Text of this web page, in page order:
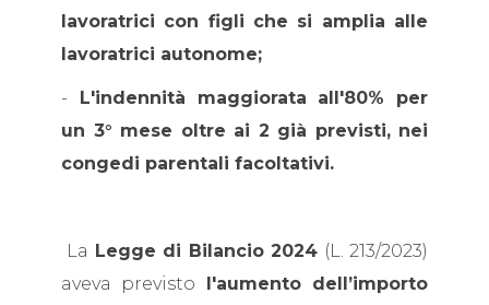
lavoratrici con figli che si amplia alle
lavoratrici autonome;
- L'indennità maggiorata all'80% per
un 3° mese oltre ai 2 già previsti, nei
congedi parentali facoltativi.
La Legge di Bilancio 2024 (L. 213/2023)
aveva previsto l'aumento dell’importo